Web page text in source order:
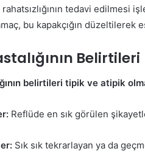
rahatsızlığının tedavi
bu kapakçığın düzeltilerek
Belirtileri
belirtileri tipik ve atipik
Reflüde en sık görülen
Sık sık tekrarlayan ya da